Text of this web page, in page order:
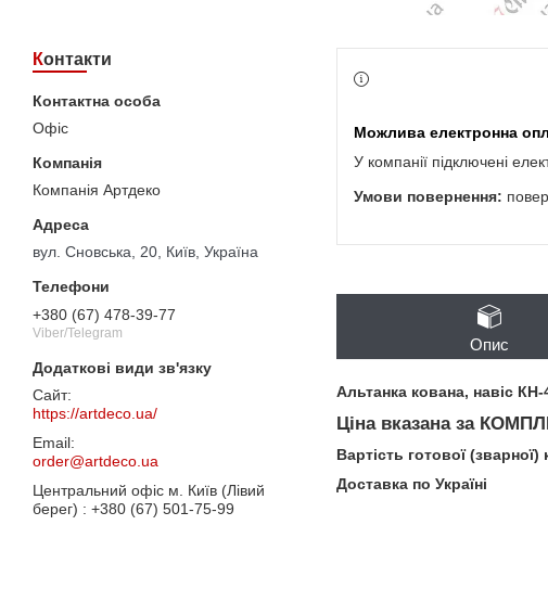
Контакти
Офіс
Компанія Артдеко
вул. Сновська, 20, Київ, Україна
+380 (67) 478-39-77
Viber/Telegram
https://artdeco.ua/
order@artdeco.ua
Центральний офіс м. Київ (Лівий
берег)
+380 (67) 501-75-99
У компанії підключені
Опис
Альтанка кована, навіс КН-
Ціна вказана за
Вартість готової
Доставка по Україні